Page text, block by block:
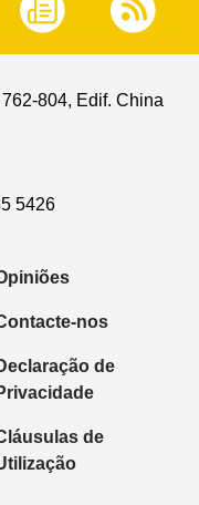
804, Edif. China
5426
nos
de
de